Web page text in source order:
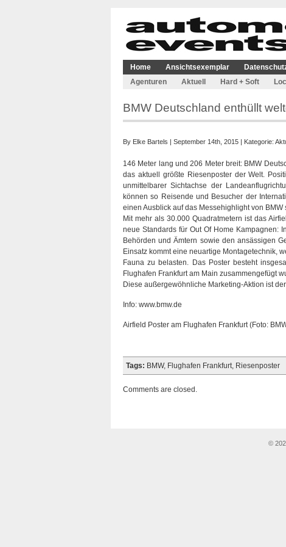
Home Ansichtsexemplar
Agenturen
Aktuell Hard + Soft
BMW Deutschland enthüllt
By Elke Bartels | September 14th, 2015 | Kategorie:
146 Meter lang und 206 Meter breit: BMW
das aktuell größte Riesenposter der Welt.
unmittelbarer Sichtachse der
können so Reisende und Besucher der
einen Ausblick auf das Messehighlight von BMW
Mit mehr als 30.000 Quadratmetern ist das
neue Standards für Out Of Home Kampagnen:
Behörden und Ämtern sowie den ansässigen
Einsatz kommt eine neuartige Montagetechnik,
Fauna zu belasten. Das Poster besteht
Flughafen Frankfurt am Main zusammengefügt
Diese außergewöhnliche Marketing-Aktion ist
Info: www.bmw.de
Airfield Poster am Flughafen Frankfurt (Foto:
Tags: BMW, Flughafen Frankfurt, Riesenposter
Comments are closed.
©